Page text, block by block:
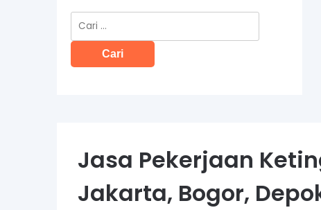
Cari
untuk:
Jasa Pekerjaan
Jakarta, Bogor,